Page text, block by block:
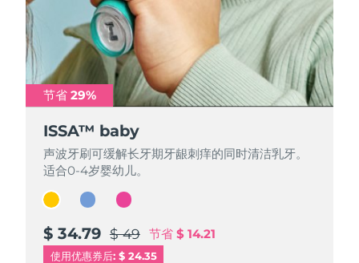
节省 29%
ISSA™ baby
声波牙刷可缓解长牙期牙龈刺痒的同时清洁乳牙。
适合0-4岁婴幼儿。
$ 34.79 $ 49 节省 $ 14.21
使用优惠券后: $ 24.35
节省 29%
ISSA™ baby
声波牙刷可缓解长牙期牙龈刺痒的同时清洁乳牙。
适合0-4岁婴幼儿。
$ 34.79 $ 49 节省 $ 14.21
节省 29%
ISSA™ baby
声波牙刷可缓解长牙期牙龈刺痒的同时清洁乳牙。
适合0-4岁婴幼儿。
$ 34.79 $ 49 节省 $ 14.21